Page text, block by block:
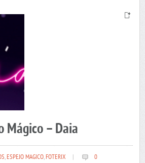
Mágico – Daia
,ESPEJO MAGICO,FOTERIX 0